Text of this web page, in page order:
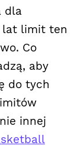
dla
lat limit ten
Co
aby
do tych
innej